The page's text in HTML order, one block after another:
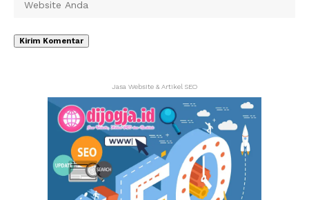
Jasa Website & Artikel SEO